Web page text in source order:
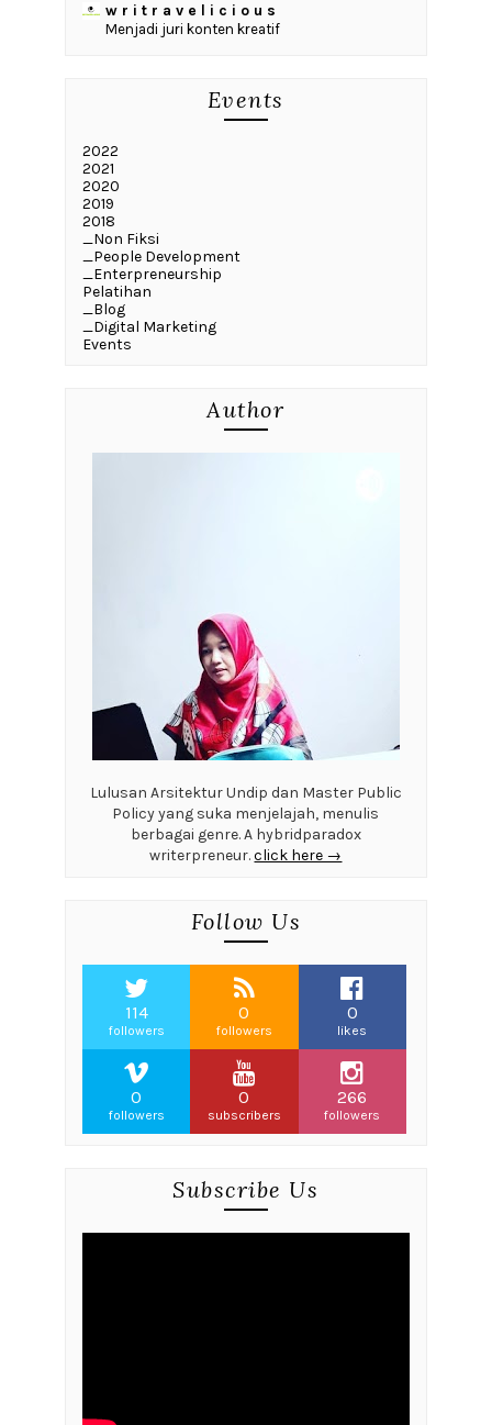
w r i t r a v e l i c i o u s
Menjadi juri konten kreatif
Events
2022
2021
2020
2019
2018
_Non Fiksi
_People Development
_Enterpreneurship
Pelatihan
_Blog
_Digital Marketing
Events
Author
Lulusan Arsitektur Undip dan Master Public
Policy yang suka menjelajah, menulis
berbagai genre. A hybridparadox
writerpreneur.click here →
Follow Us
114
followers
0
followers
0
likes
0
followers
0
subscribers
266
followers
Subscribe Us